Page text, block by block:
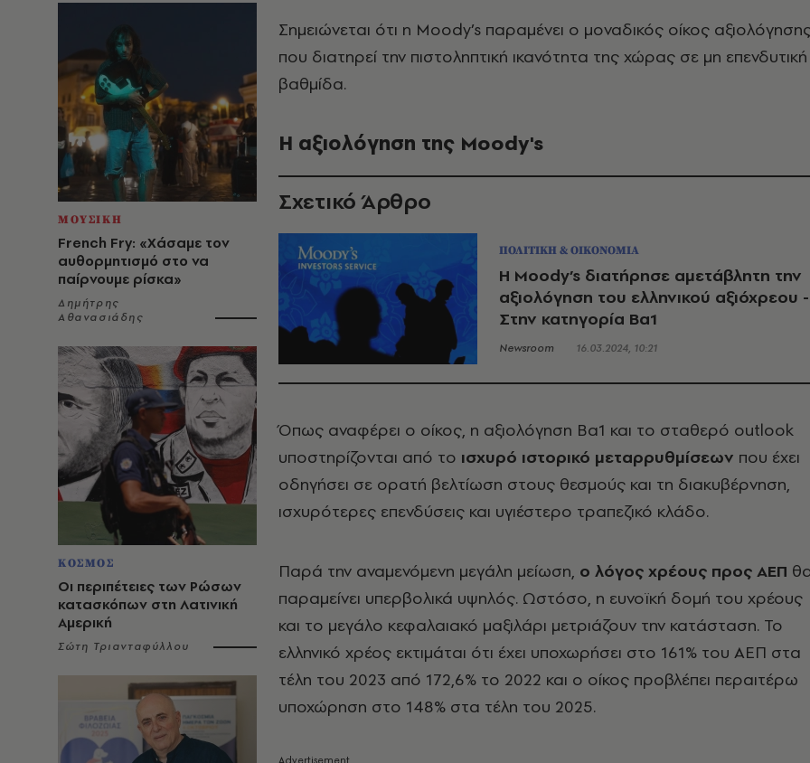
ΜΟΥΣΙΚΗ
French Fry: «Χάσαμε τον
αυθορμητισμό στο να
παίρνουμε ρίσκα»
Δημήτρης
Αθανασιάδης
ΚΟΣΜΟΣ
Οι περιπέτειες των Ρώσων
κατασκόπων στη Λατινική
Αμερική
Σώτη Τριανταφύλλου
Σημειώνεται ότι η Moody’s παραμένει ο μοναδικός οίκος
που διατηρεί την πιστοληπτική ικανότητα της χώρας σε μη επενδυτική
βαθμίδα.
Η αξιολόγηση της Moody's
Σχετικό Άρθρο
ΠΟΛΙΤΙΚΗ & ΟΙΚΟΝΟΜΙΑ
Η Moody’s διατήρησε αμετάβλητη την
αξιολόγηση του ελληνικού αξιόχρεου -
Στην κατηγορία Ba1
Newsroom 16.03.2024, 10:21
Όπως αναφέρει ο οίκος, η αξιολόγηση Βa1 και το σταθερό outlook
υποστηρίζονται από το ισχυρό ιστορικό μεταρρυθμίσεων που έχει
οδηγήσει σε ορατή βελτίωση στους θεσμούς και τη διακυβέρνηση,
ισχυρότερες επενδύσεις και υγιέστερο τραπεζικό κλάδο.
Παρά την αναμενόμενη μεγάλη μείωση, ο λόγος χρέους προς ΑΕΠ
παραμείνει υπερβολικά υψηλός. Ωστόσο, η ευνοϊκή δομή του χρέους
και το μεγάλο κεφαλαιακό μαξιλάρι μετριάζουν την κατάσταση. Το
ελληνικό χρέος εκτιμάται ότι έχει υποχωρήσει στο 161% του ΑΕΠ στα
τέλη του 2023 από 172,6% το 2022 και ο οίκος προβλέπει περαιτέρω
υποχώρηση στο 148% στα τέλη του 2025.